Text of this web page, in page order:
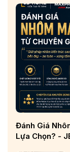
Đánh Giá
Lựa Chọn? -